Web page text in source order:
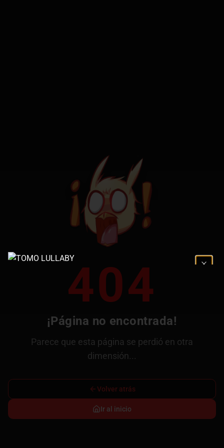
404
¡Página no encontrada!
Parece que esta página se perdió en otra
dimensión...
Volver atrás
Ir al inicio